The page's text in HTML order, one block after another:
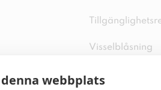
webbplats
Visselblåsning